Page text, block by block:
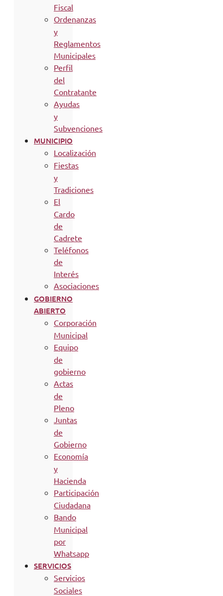
Fiscal
Ordenanzas
y
Reglamentos
Municipales
Perfil
del
Contratante
Ayudas
y
Subvenciones
MUNICIPIO
Localización
Fiestas
y
Tradiciones
El
Cardo
de
Cadrete
Teléfonos
de
Interés
Asociaciones
GOBIERNO
ABIERTO
Corporación
Municipal
Equipo
de
gobierno
Actas
de
Pleno
Juntas
de
Gobierno
Economía
y
Hacienda
Participación
Ciudadana
Bando
Municipal
por
Whatsapp
SERVICIOS
Servicios
Sociales